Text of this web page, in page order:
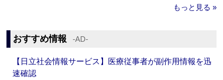
もっと見る »
おすすめ情報 ‐AD‐
【日立社会情報サービス】医療従事者が副作用情報を迅
速確認